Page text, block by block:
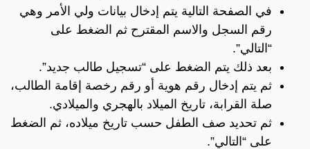
في الصفحة التالية يتم إدخال بيانات ولي الأمر وهي
رقم السجل والاسم المقترح ثم الضغط على
“التالي”.
بعد ذلك يتم الضغط على “تسجيل طالب جديد”.
ثم يتم إدخال رقم هوية أو رقم رخصة إقامة الطالب،
صلة القرابة، تاريخ الميلاد بالهجري والميلادي.
ثم تحديد صف الطفل حسب تاريخ ميلاده، ثم الضغط
على “التالي”.